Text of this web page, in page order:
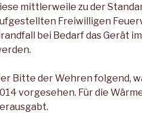
mittlerweile zu der
Freiwilligen
bei Bedarf das Gerät
Bitte der Wehren folgend,
vorgesehen. Für die